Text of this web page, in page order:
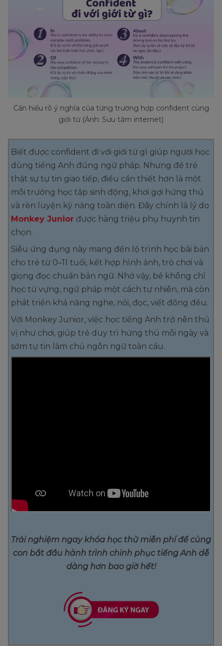
Cần hiểu rõ ý nghĩa của từng trường hợp confident cùng
giới từ (Ảnh: Sưu tầm internet)
Biết được confident đi với giới từ gì giúp người học
dùng tiếng Anh đúng ngữ pháp. Nhưng để trẻ
thật sự tự tin giao tiếp, điều cần thiết hơn là một
môi trường học tập sinh động, khơi gợi hứng thú
và rèn luyện kỹ năng toàn diện. Đây chính là lý do
Monkey Junior được hàng triệu phụ huynh tin
chọn.
Siêu ứng dụng này mang đến lộ trình học bài bản
cho trẻ từ 0–11 tuổi, kết hợp hình ảnh, trò chơi và
giọng đọc chuẩn bản ngữ. Nhờ vậy, bé không chỉ
học từ vựng, ngữ pháp một cách tự nhiên, mà còn
phát triển khả năng nghe, nói, đọc, viết đồng đều.
Với Monkey Junior, việc học tiếng Anh trở nên thú
vị như chơi, giúp trẻ duy trì hứng thú mỗi ngày và
sớm tự tin làm chủ ngôn ngữ toàn cầu.
Trải nghiệm ngay khóa học thử miễn phí để cùng
con bắt đầu hành trình chinh phục tiếng Anh dễ
dàng hơn bao giờ hết!